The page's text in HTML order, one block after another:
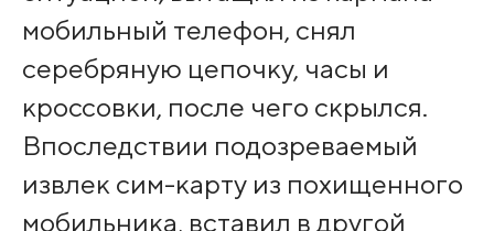
мобильный телефон, снял
серебряную цепочку, часы и
кроссовки, после чего скрылся.
Впоследствии подозреваемый
извлек сим-карту из похищенного
мобильника, вставил в другой